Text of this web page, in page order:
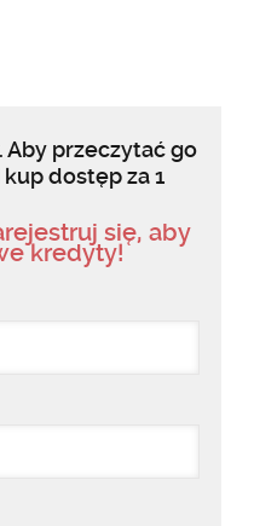
Aby przeczytać go
kup dostęp za 1
się, aby
kredyty!